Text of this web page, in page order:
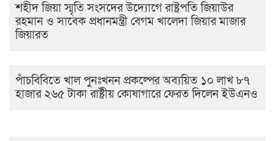
শহীদ জিয়া স্মৃতি সংসদের উদ্যোগে রাষ্ট্রপতি জিয়াউর
রহমান ও সাবেক প্রধানমন্ত্রী বেগম খালেদা জিয়ার মাজার
জিয়ারত
পাঁচবিবিতে খাল পুনঃখনন প্রকল্পের অব্যয়িত ১০ লাখ ৮৭
হাজার ২৬৫ টাকা রাষ্ট্রীয় কোষাগারে ফেরত দিলেন ইউএনও